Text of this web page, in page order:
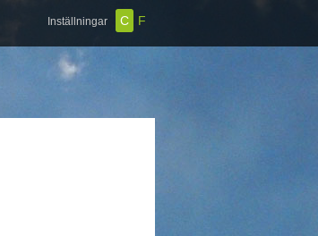
Inställningar C F